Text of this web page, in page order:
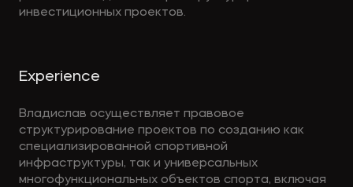
инвестиционных проектов.
Experience
Владислав осуществляет правовое
структурирование проектов по созданию как
специализированной спортивной
инфраструктуры, так и универсальных
многофункциональных объектов спорта, включая